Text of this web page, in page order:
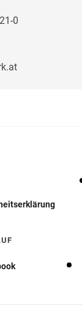
0
Wegbeschreibung